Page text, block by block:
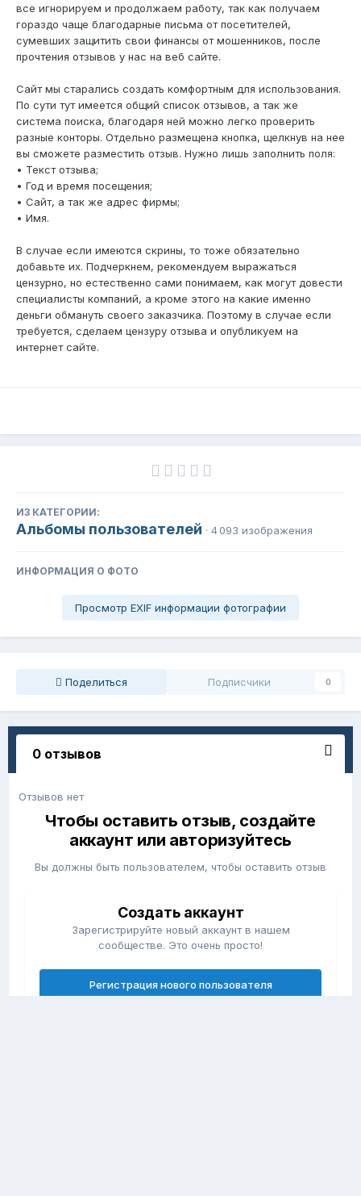
все игнорируем и продолжаем работу, так как получаем
гораздо чаще благодарные письма от посетителей,
сумевших защитить свои финансы от мошенников, после
прочтения отзывов у нас на веб сайте.
Сайт мы старались создать комфортным для использования.
По сути тут имеется общий список отзывов, а так же
система поиска, благодаря ней можно легко проверить
разные конторы. Отдельно размещена кнопка, щелкнув на нее
вы сможете разместить отзыв. Нужно лишь заполнить поля:
• Текст отзыва;
• Год и время посещения;
• Сайт, а так же адрес фирмы;
• Имя.
В случае если имеются скрины, то тоже обязательно
добавьте их. Подчеркнем, рекомендуем выражаться
цензурно, но естественно сами понимаем, как могут довести
специалисты компаний, а кроме этого на какие именно
деньги обмануть своего заказчика. Поэтому в случае если
требуется, сделаем цензуру отзыва и опубликуем на
интернет сайте.
ИЗ КАТЕГОРИИ:
Альбомы пользователей · 4 093 изображения
ИНФОРМАЦИЯ О ФОТО
Просмотр EXIF информации фотографии
Поделиться Подписчики 0
0 отзывов
Отзывов нет
Чтобы оставить отзыв, создайте
аккаунт или авторизуйтесь
Вы должны быть пользователем, чтобы оставить отзыв
Создать аккаунт
Зарегистрируйте новый аккаунт в нашем
сообществе. Это очень просто!
Регистрация нового пользователя